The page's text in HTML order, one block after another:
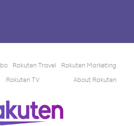
Rakuten Travel
Rakuten Marketing
Rakuten TV About Rakuten